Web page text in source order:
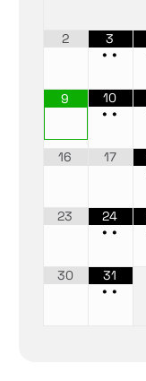
2
3
••
9
10
••
16 17
23
24
••
30
31
••